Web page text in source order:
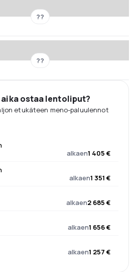
??
??
ostaa lentoliput?
etukäteen meno-paluulennot
alkaen1 405 €
alkaen1 351 €
alkaen2 685 €
alkaen1 656 €
alkaen1 257 €